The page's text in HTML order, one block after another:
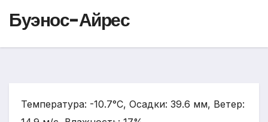
Буэнос-Айрес
Температура: -10.7°C, Осадки: 39.6 мм, Ветер: